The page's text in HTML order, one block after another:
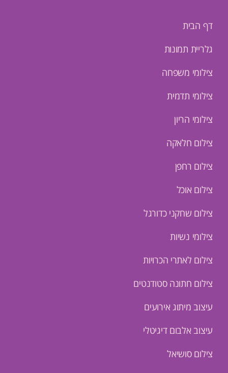
דף הבית
גלריית תמונות
צילומי משפחה
צילומי תדמית
צילומי הריון
צילום חלאקה
צילום רחפן
צילום אוכל
צילום שחקני כדורגל
צילומי נשיות
צילום לאתרי הכרויות
צילום חתונה סטודנטים
עיצוב מיתוג אירועים
עיצוב אלבום דיגיטלי
צילום סושיאל